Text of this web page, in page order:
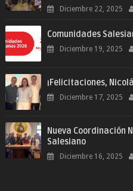
Diciembre 22, 2025
Comunidades
Diciembre 19, 2025
¡Felicitaciones,
Diciembre 17, 2025
Nueva Coordinación
Salesiano
Diciembre 16, 2025